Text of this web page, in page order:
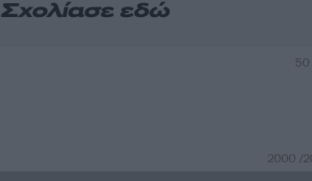
Σχολίασε εδώ
2000 /